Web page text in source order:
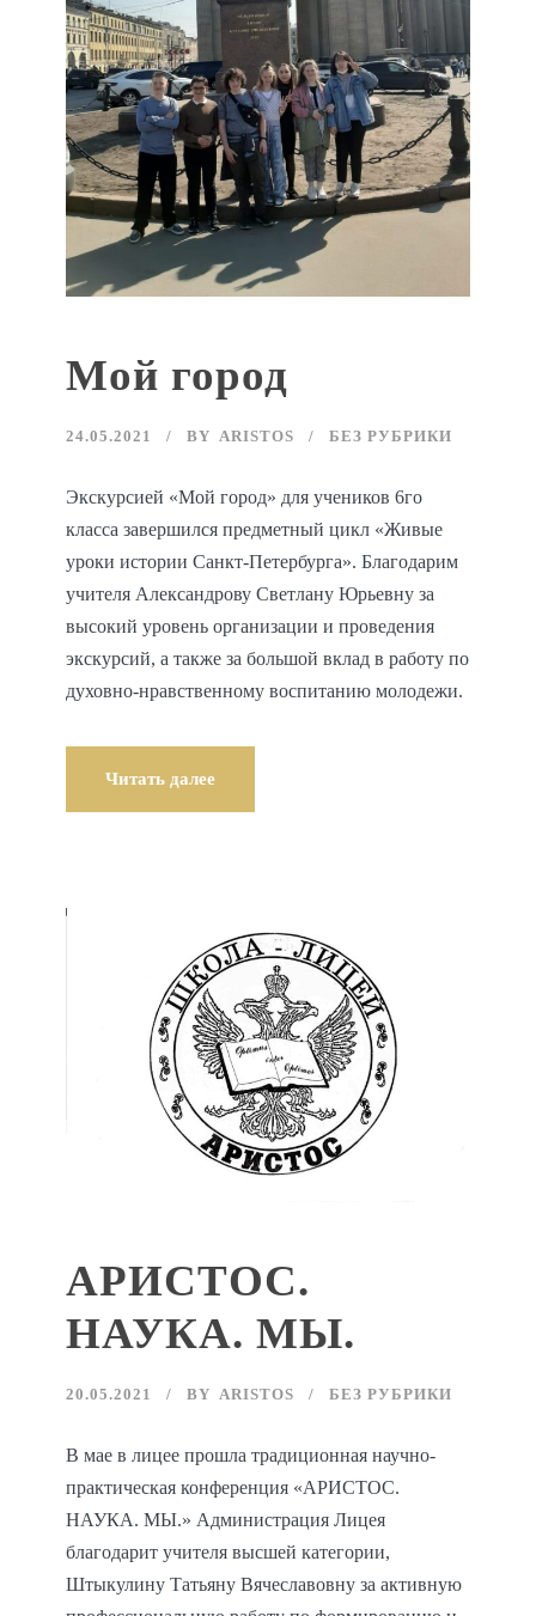
Мой город
24.05.2021 BY ARISTOS БЕЗ РУБРИКИ
Экскурсией «Мой город» для учеников 6го
класса завершился предметный цикл «Живые
уроки истории Санкт-Петербурга». Благодарим
учителя Александрову Светлану Юрьевну за
высокий уровень организации и проведения
экскурсий, а также за большой вклад в работу по
духовно-нравственному воспитанию молодежи.
Читать далее
АРИСТОС.
НАУКА. МЫ.
20.05.2021 BY ARISTOS БЕЗ РУБРИКИ
В мае в лицее прошла традиционная научно-
практическая конференция «АРИСТОС.
НАУКА. МЫ.» Администрация Лицея
благодарит учителя высшей категории,
Штыкулину Татьяну Вячеславовну за активную